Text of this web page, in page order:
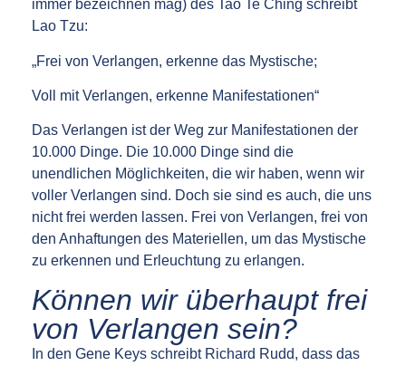
immer bezeichnen mag) des Tao Te Ching schreibt
Lao Tzu:
„Frei von Verlangen, erkenne das Mystische;
Voll mit Verlangen, erkenne Manifestationen“
Das Verlangen ist der Weg zur Manifestationen der
10.000 Dinge. Die 10.000 Dinge sind die
unendlichen Möglichkeiten, die wir haben, wenn wir
voller Verlangen sind. Doch sie sind es auch, die uns
nicht frei werden lassen. Frei von Verlangen, frei von
den Anhaftungen des Materiellen, um das Mystische
zu erkennen und Erleuchtung zu erlangen.
Können wir überhaupt frei
von Verlangen sein?
In den Gene Keys schreibt Richard Rudd, dass das